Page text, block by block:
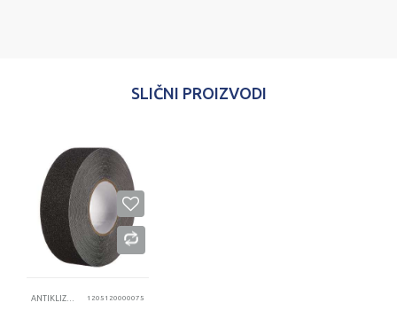
SLIČNI PROIZVODI
1205120000075